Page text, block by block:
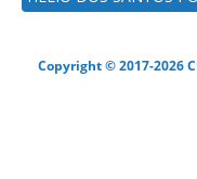
Copyright © 2017-2026